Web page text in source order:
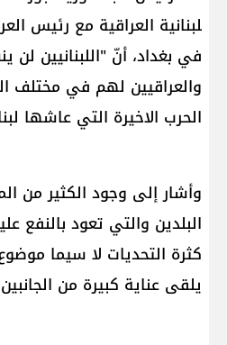
لبنان​ية ​العراق​ية مع رئيس
في بغداد، أنّ "اللبنانيين لن
والعراقيين لهم في مختلف
الحرب الاخيرة التي عاشها
وأشار إلى وجود الكثير من
البلدين والتي تعود بالنفع
كثرة التحديات لا سيما
يلقى عناية كبيرة من